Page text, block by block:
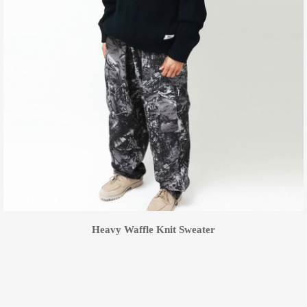
Heavy Waffle Knit Sweater